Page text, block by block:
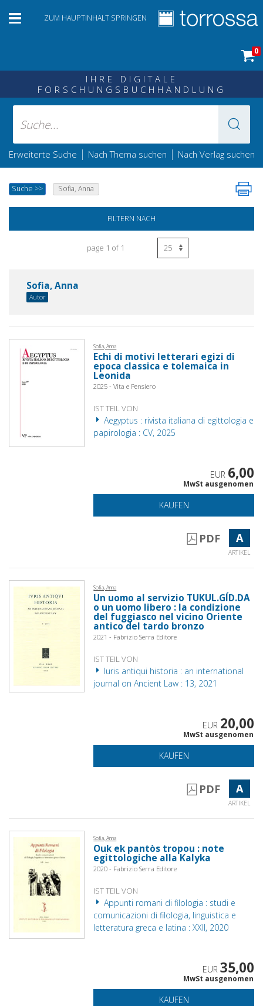
ZUM HAUPTINHALT SPRINGEN
0
IHRE DIGITALE
FORSCHUNGSBUCHHANDLUNG
Erweiterte Suche | Nach Thema suchen | Nach Verlag suchen
Suche >> Sofia, Anna
FILTERN NACH
page 1 of 1
Sofia, Anna
Autor
Sofia, Anna
Echi di motivi letterari egizi di
epoca classica e tolemaica in
Leonida
2025 - Vita e Pensiero
IST TEIL VON
Aegyptus : rivista italiana di egittologia e
papirologia : CV, 2025
EUR 6,00
MwSt ausgenomen
KAUFEN
PDF A
ARTIKEL
Sofia, Anna
Un uomo al servizio TUKUL.GÍD.DA
o un uomo libero : la condizione
del fuggiasco nel vicino Oriente
antico del tardo bronzo
2021 - Fabrizio Serra Editore
IST TEIL VON
Iuris antiqui historia : an international
journal on Ancient Law : 13, 2021
EUR 20,00
MwSt ausgenomen
KAUFEN
PDF A
ARTIKEL
Sofia, Anna
Ouk ek pantòs tropou : note
egittologiche alla Kalyka
2020 - Fabrizio Serra Editore
IST TEIL VON
Appunti romani di filologia : studi e
comunicazioni di filologia, linguistica e
letteratura greca e latina : XXII, 2020
EUR 35,00
MwSt ausgenomen
KAUFEN